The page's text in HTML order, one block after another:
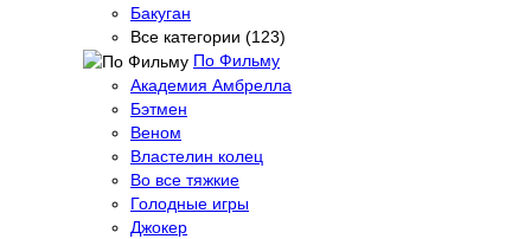
Бакуган
Все категории (123)
По Фильму
Академия Амбрелла
Бэтмен
Веном
Властелин колец
Во все тяжкие
Голодные игры
Джокер